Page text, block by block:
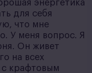
энергетика
для себя
что мне
У меня вопрос. Я
Он живет
на всех
с крафтовым